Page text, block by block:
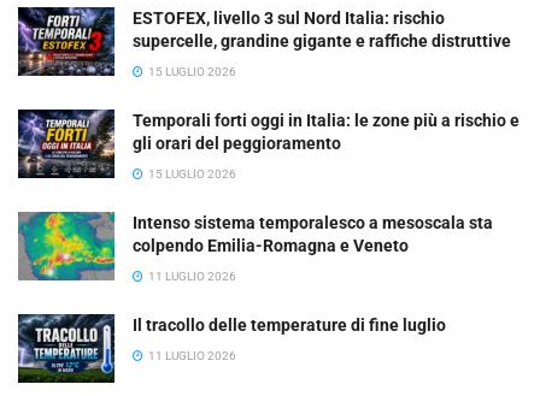
ESTOFEX, livello 3 sul Nord Italia: rischio
supercelle, grandine gigante e raffiche distruttive
15 LUGLIO 2026
Temporali forti oggi in Italia: le zone più a rischio e
gli orari del peggioramento
15 LUGLIO 2026
Intenso sistema temporalesco a mesoscala sta
colpendo Emilia-Romagna e Veneto
11 LUGLIO 2026
Il tracollo delle temperature di fine luglio
11 LUGLIO 2026